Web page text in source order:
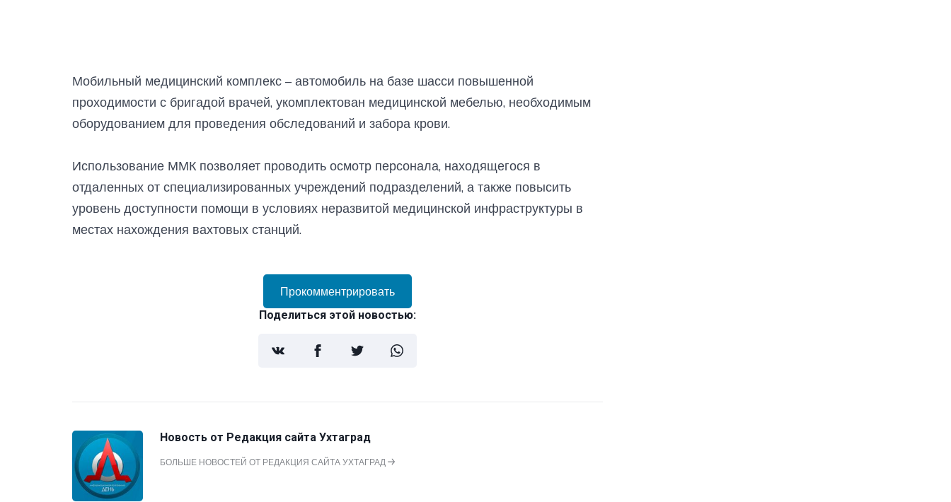
Мобильный медицинский комплекс – автомобиль на базе шасси повышенной
проходимости с бригадой врачей, укомплектован медицинской мебелью, необходимым
оборудованием для проведения обследований и забора крови.
Использование ММК позволяет проводить осмотр персонала, находящегося в
отдаленных от специализированных учреждений подразделений, а также повысить
уровень доступности помощи в условиях неразвитой медицинской инфраструктуры в
местах нахождения вахтовых станций.
Прокомментрировать
Поделиться этой новостью:
Новость от Редакция сайта Ухтаград
БОЛЬШЕ НОВОСТЕЙ ОТ РЕДАКЦИЯ САЙТА УХТАГРАД